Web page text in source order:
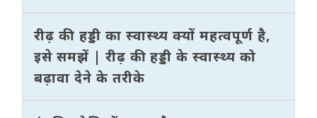
रीढ़ की हड्डी का स्वास्थ्य क्यों महत्वपूर्ण है,
इसे समझें | रीढ़ की हड्डी के स्वास्थ्य को
बढ़ावा देने के तरीके